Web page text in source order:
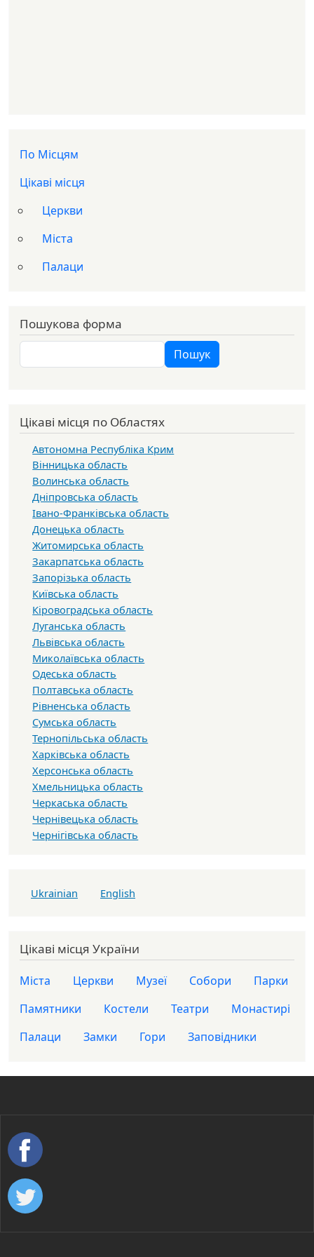
По Місцям
Цікаві місця
Церкви
Міста
Палаци
Пошукова форма
Пошук Пошук
Цікаві місця по Областях
Автономна Республіка Крим
Вінницька область
Волинська область
Дніпровська область
Івано-Франківська область
Донецька область
Житомирська область
Закарпатська область
Запорізька область
Київська область
Кіровоградська область
Луганська область
Львівська область
Миколаївська область
Одеська область
Полтавська область
Рівненська область
Сумська область
Тернопільська область
Харківська область
Херсонська область
Хмельницька область
Черкаська область
Чернівецька область
Чернігівська область
Ukrainian English
Цікаві місця України
Міста Церкви Музеї Собори
Парки
Памятники
Костели Театри
Монастирі
Палаци
Замки Гори Заповідники